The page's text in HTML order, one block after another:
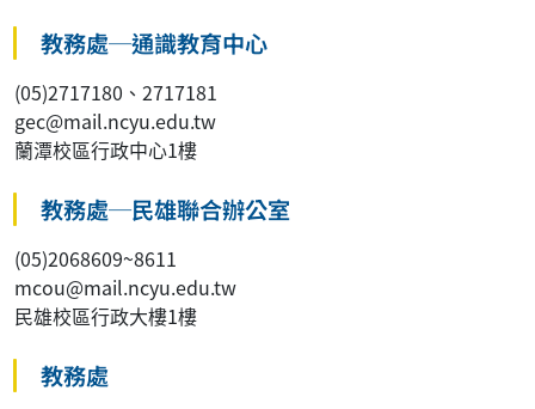
教務處─通識教育中心
(05)2717180、2717181
gec@mail.ncyu.edu.tw
蘭潭校區行政中心1樓
教務處─民雄聯合辦公室
(05)2068609~8611
mcou@mail.ncyu.edu.tw
民雄校區行政大樓1樓
教務處